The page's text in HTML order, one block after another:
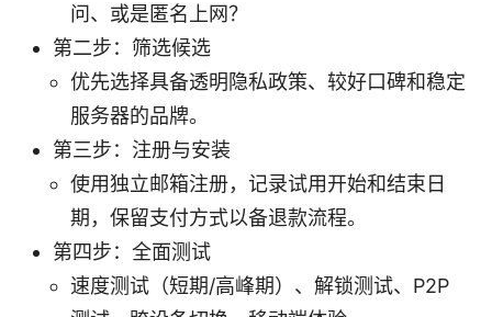
问、或是匿名上网？
第二步：筛选候选
优先选择具备透明隐私政策、较好口碑和稳定
服务器的品牌。
第三步：注册与安装
使用独立邮箱注册，记录试用开始和结束日
期，保留支付方式以备退款流程。
第四步：全面测试
速度测试（短期/高峰期）、解锁测试、P2P